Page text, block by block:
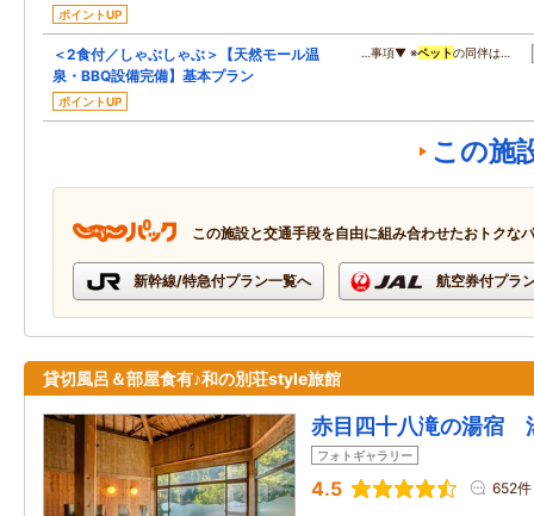
ポイントUP
＜2食付／しゃぶしゃぶ＞【天然モール温
泉・BBQ設備完備】基本プラン
ポイントUP
…事項▼ ※ペットの同伴は…
この施
この施設と交通手段を自由に組み合わせたおトクな
新幹線/特急付プラン一覧へ 航空券付プラ
貸切風呂＆部屋食有♪和の別荘style旅館
赤目四十八滝の湯宿
フォトギャラリー
4.5 652件